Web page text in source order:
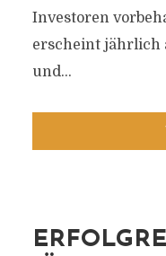
Investoren
erscheint jährlich
und...